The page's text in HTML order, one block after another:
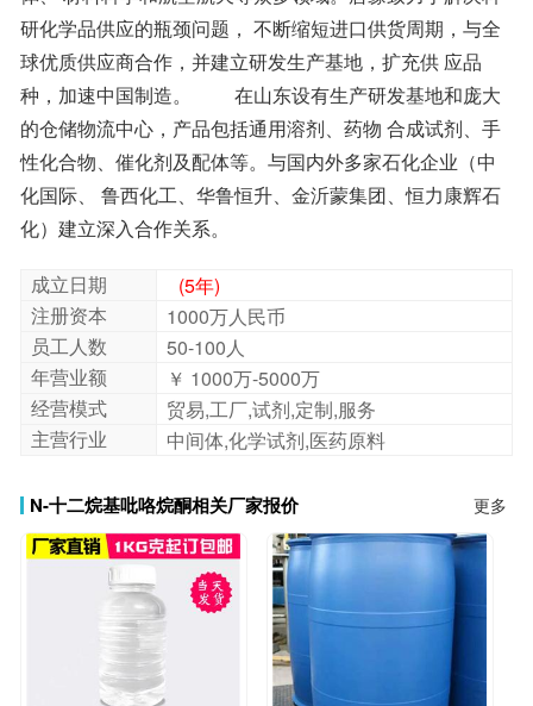
5、 介电常数（F/m）：无可用
7、 极化率（10-24cm³）：30.84
[ 计算化学 ]：
1.疏水参数计算参考值（XlogP）:5.4
2.氢键供体数量:0
4.可旋转化学键数量:11
6.拓扑分子极性表面积20.3
7.重原子数量:18
8.表面电荷:0
10.同位素原子数量:0
11.确定原子立构中心数量:0
12.不确定原子立构中心数量:0
13.确定化学键立构中心数量:0
14.不确定化学键立构中心数量:0
15.共价键单元数量:1
化）建立深入合作关系。
成立日期
(5年)
注册资本
1000万人民币
员工人数
50-100人
年营业额
￥ 1000万-5000万
经营模式
贸易,工厂,试剂,定制,服务
主营行业
中间体,化学试剂,医药原料
N-十二烷基吡咯烷酮相关厂家报价 更多